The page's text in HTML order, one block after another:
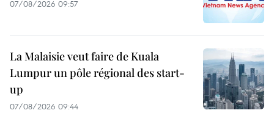
07/08/2026 09:57
La Malaisie veut faire de Kuala
Lumpur un pôle régional des start-
up
07/08/2026 09:44